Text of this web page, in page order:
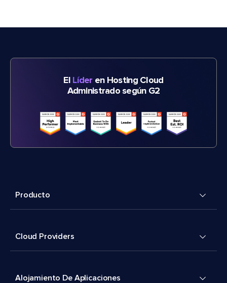
El Líder en Hosting Cloud
Administrado según G2
Producto
Cloud Providers
Alojamiento De Aplicaciones